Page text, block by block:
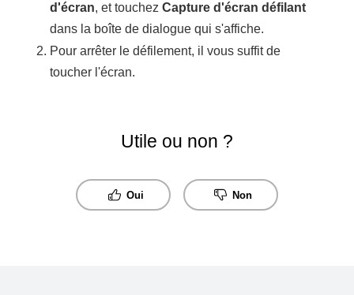
d'écran, et touchezCapture d'écran défilant
dans la boîte de dialogue qui s'affiche.
Pour arrêter le défilement, il vous suffit de
toucher l'écran.
Utile ou non ?
Oui Non